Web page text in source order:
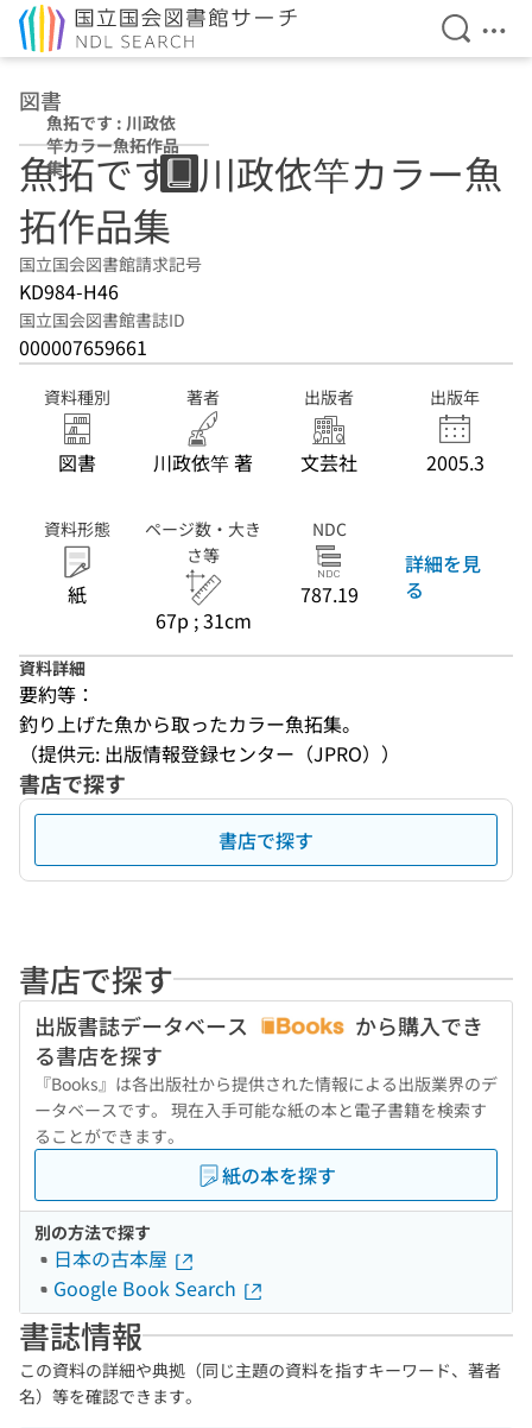
検索を
メ
図書
魚拓です : 川政依
竿カラー魚拓作品
集
魚拓です : 川政依竿カラー魚
拓作品集
国立国会図書館請求記号
KD984-H46
国立国会図書館書誌ID
000007659661
資料種別
図書
著者
川政依竿 著
出版者
文芸社
出版年
2005.3
資料形態
紙
ページ数・大き
さ等
67p ; 31cm
NDC
787.19
詳細を見
る
資料詳細
要約等：
釣り上げた魚から取ったカラー魚拓集。
（提供元: 出版情報登録センター（JPRO））
書店で探す
書店で探す
書店で探す
出版書誌データベース
から購入でき
る書店を探す
『Books』は各出版社から提供された情報による出版業界のデ
ータベースです。 現在入手可能な紙の本と電子書籍を検索す
ることができます。
紙の本を探す
別の方法で探す
日本の古本屋
Google Book Search
書誌情報
この資料の詳細や典拠（同じ主題の資料を指すキーワード、著者
名）等を確認できます。